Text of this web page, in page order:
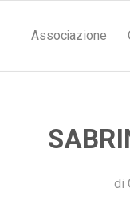
Associazione
di